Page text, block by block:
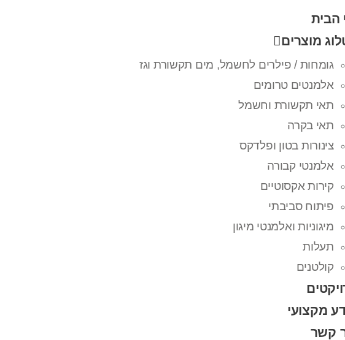
הבית
מוצרים
גומחות / פילרים לחשמל, מים תקשורת וגז
אלמנטים טרומים
תאי תקשורת וחשמל
תאי בקרה
צינורות בטון ופלדקס
אלמנטי קבורה
קירות אקסוטיים
פיתוח סביבתי
מיגוניות ואלמנטי מיגון
תעלות
קולטנים
מקצועי
קשר